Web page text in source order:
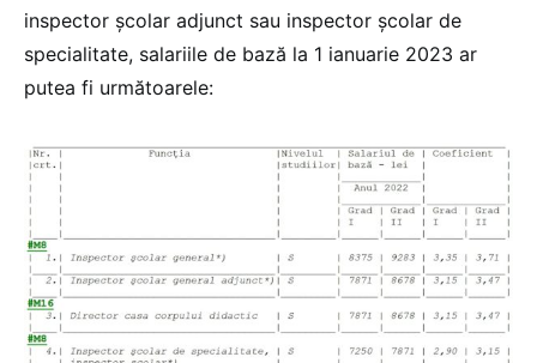
inspector școlar adjunct sau inspector școlar de
specialitate, salariile de bază la 1 ianuarie 2023 ar
putea fi următoarele: